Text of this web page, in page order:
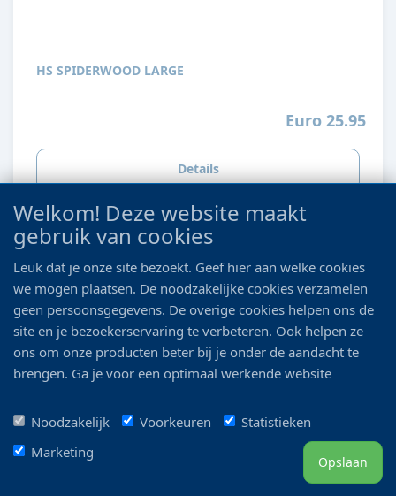
HS SPIDERWOOD LARGE
Euro 25.95
Details
HS SPIDERWOOD M 31-40CM
Euro 16.95
Welkom! Deze website maakt
gebruik van cookies
Leuk dat je onze site bezoekt. Geef hier aan welke cookies
we mogen plaatsen. De noodzakelijke cookies verzamelen
geen persoonsgegevens. De overige cookies helpen ons de
site en je bezoekerservaring te verbeteren. Ook helpen ze
ons om onze producten beter bij je onder de aandacht te
brengen. Ga je voor een optimaal werkende website
Noodzakelijk
Voorkeuren
Statistieken
Marketing
Opslaan